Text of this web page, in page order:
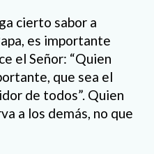
cierto sabor a
es importante
el Señor: “Quien
que sea el
de todos”. Quien
a los demás, no que